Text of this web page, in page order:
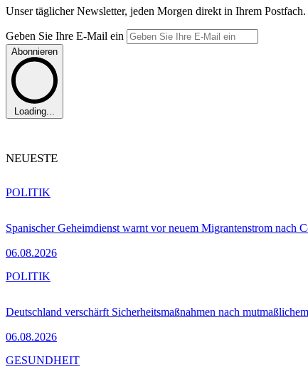
Unser täglicher Newsletter, jeden Morgen direkt in Ihrem
Geben Sie Ihre E-Mail ein
Abonnieren
Loading...
NEUESTE
Spanischer Geheimdienst warnt vor neuem Migrantenstrom nach
06.08.2026
POLITIK
Deutschland verschärft Sicherheitsmaßnahmen nach
06.08.2026
POLITIK
GESUNDHEIT